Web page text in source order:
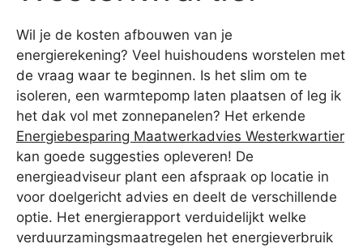
Wil je de kosten afbouwen van je
energierekening? Veel huishoudens worstelen met
de vraag waar te beginnen. Is het slim om te
isoleren, een warmtepomp laten plaatsen of leg ik
het dak vol met zonnepanelen? Het erkende
Energiebesparing Maatwerkadvies Westerkwartier
kan goede suggesties opleveren! De
energieadviseur plant een afspraak op locatie in
voor doelgericht advies en deelt de verschillende
optie. Het energierapport verduidelijkt welke
verduurzamingsmaatregelen het energieverbruik